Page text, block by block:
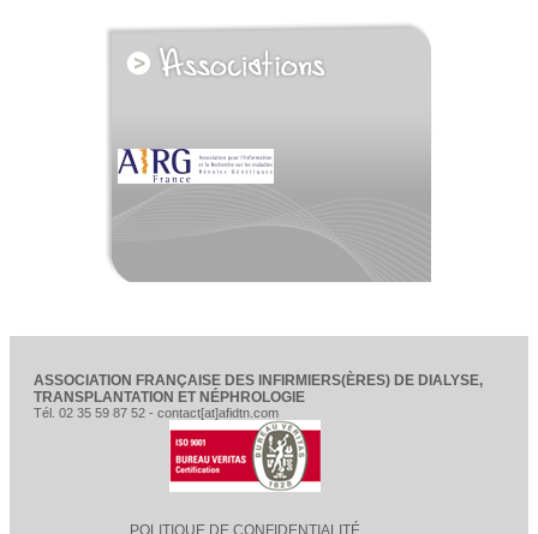
voir tous les partenaires
ASSOCIATION FRANÇAISE DES INFIRMIERS(ÈRES) DE DIALYSE,
TRANSPLANTATION ET NÉPHROLOGIE
Tél. 02 35 59 87 52 - contact[at]afidtn.com
POLITIQUE DE CONFIDENTIALITÉ